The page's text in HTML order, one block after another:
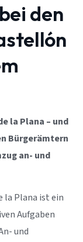
den
la Plana – und
Bürgerämtern
an- und
la Plana ist ein
Aufgaben
und